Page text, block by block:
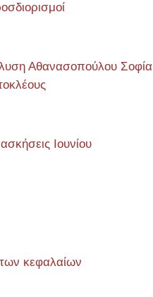
Αθανασοπούλου Σοφία
Ιουνίου
κεφαλαίων